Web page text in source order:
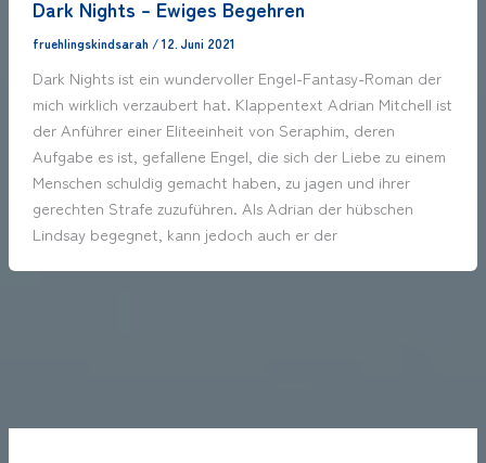
Dark Nights – Ewiges Begehren
fruehlingskindsarah /12. Juni 2021
Dark Nights ist ein wundervoller Engel-Fantasy-Roman der
mich wirklich verzaubert hat. Klappentext Adrian Mitchell ist
der Anführer einer Eliteeinheit von Seraphim, deren
Aufgabe es ist, gefallene Engel, die sich der Liebe zu einem
Menschen schuldig gemacht haben, zu jagen und ihrer
gerechten Strafe zuzuführen. Als Adrian der hübschen
Lindsay begegnet, kann jedoch auch er der